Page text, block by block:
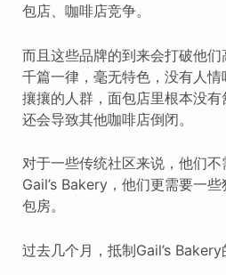
包店、咖啡店竞争。
而且这些品牌的到来会打破他
千篇一律，毫无特色，没有人
攘攘的人群，面包店里根本没
还会导致其他咖啡店倒闭。
对于一些传统社区来说，他们
Gail’s Bakery，他们更需要一
包房。
过去几个月，抵制Gail’s Bakery